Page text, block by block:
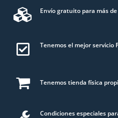
Envío gratuito para más
Tenemos el mejor servicio
Tenemos tienda física
Condiciones especiales